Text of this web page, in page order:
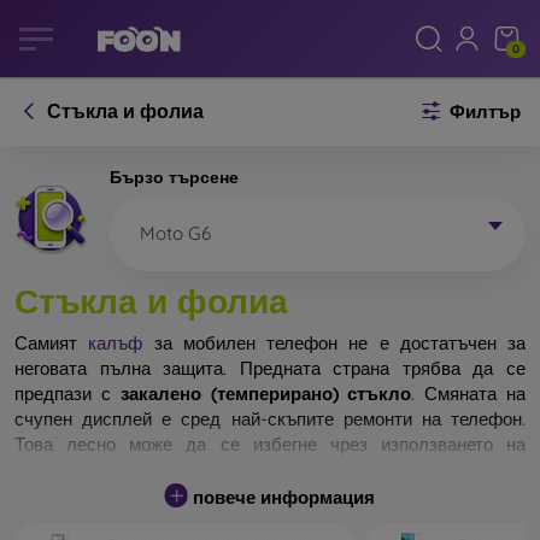
0
Стъкла и фолиа Филтър
Бързо търсене
Moto G6
Стъкла и фолиа
Самият калъф за мобилен телефон не е достатъчен за
неговата пълна защита. Предната страна трябва да се
предпази с закалено (темперирано) стъкло. Смяната на
счупен дисплей е сред най-скъпите ремонти на телефон.
Това лесно може да се избегне чрез използването на
Неразбиваемо стъкло за телефон не съществува, но при
повече информация